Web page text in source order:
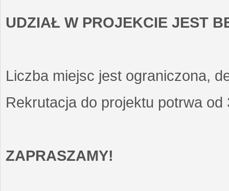
UDZIAŁ W PROJEKCIE JEST
Liczba miejsc jest ograniczona,
Rekrutacja do projektu potrwa
ZAPRASZAMY!